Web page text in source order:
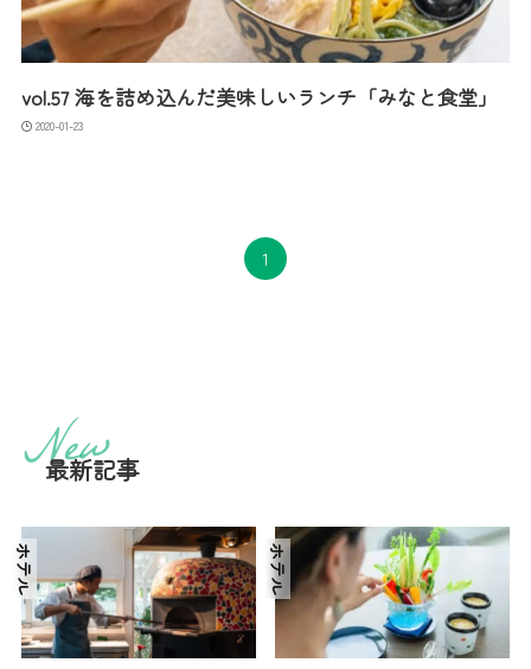
vol.57 海を詰め込んだ美味しいランチ「みなと食堂」
2020-01-23
1
最新記事
ホテル ホテル